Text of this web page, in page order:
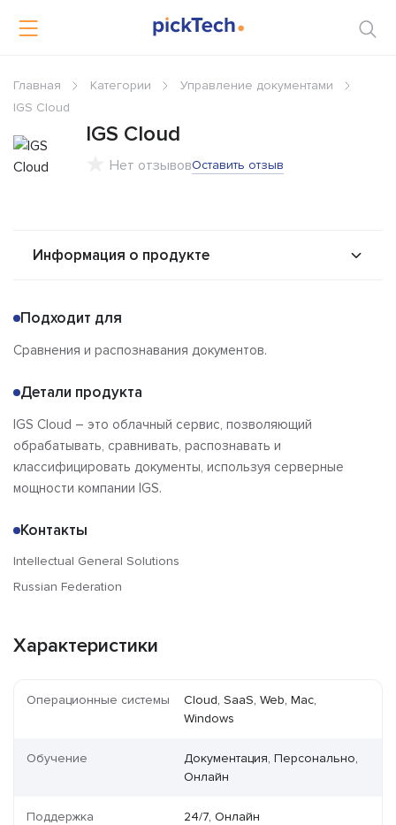
Главная Категории
Управление документами
IGS Cloud
IGS Cloud
Нет отзывовОставить отзыв
Информация о продукте
Альтернативы
Отзывы
Подходит для
Сравнения и распознавания документов.
Детали продукта
IGS Cloud – это облачный сервис, позволяющий
обрабатывать, сравнивать, распознавать и
классифицировать документы, используя серверные
мощности компании IGS.
Контакты
Intellectual General Solutions
Russian Federation
Характеристики
Операционные системы
Cloud, SaaS, Web, Mac,
Windows
Обучение
Документация, Персонально,
Онлайн
Поддержка 24/7, Онлайн